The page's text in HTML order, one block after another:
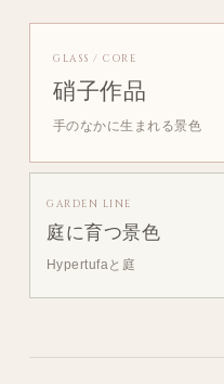
GLASS / CORE
硝子作品
手のなかに生まれる景色
GARDEN LINE
庭に育つ景色
Hypertufaと庭